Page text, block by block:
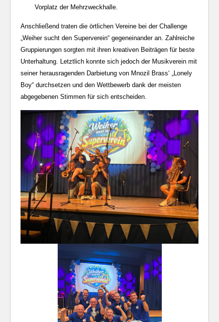
Vorplatz der Mehrzweckhalle.
Anschließend traten die örtlichen Vereine bei der Challenge
„Weiher sucht den Superverein“ gegeneinander an. Zahlreiche
Gruppierungen sorgten mit ihren kreativen Beiträgen für beste
Unterhaltung. Letztlich konnte sich jedoch der Musikverein mit
seiner herausragenden Darbietung von Mnozil Brass‘ „Lonely
Boy“ durchsetzen und den Wettbewerb dank der meisten
abgegebenen Stimmen für sich entscheiden.